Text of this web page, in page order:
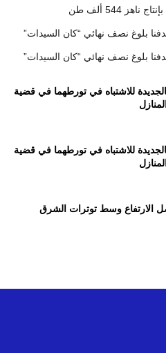
544 ألف طن
بلوغ نصف نهائي “كان السيدات”
بلوغ نصف نهائي “كان السيدات”
للاشتباه في تورطهما في قضية
للاشتباه في تورطهما في قضية
الارتفاع وسط توترات الشرق